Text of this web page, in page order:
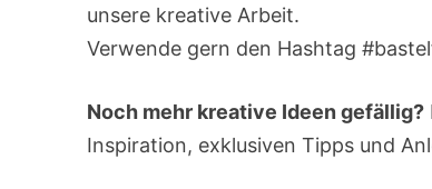
unsere kreative Arbeit.
Verwende gern den Hashtag
Noch mehr kreative Ideen gefällig?
Inspiration, exklusiven Tipps und